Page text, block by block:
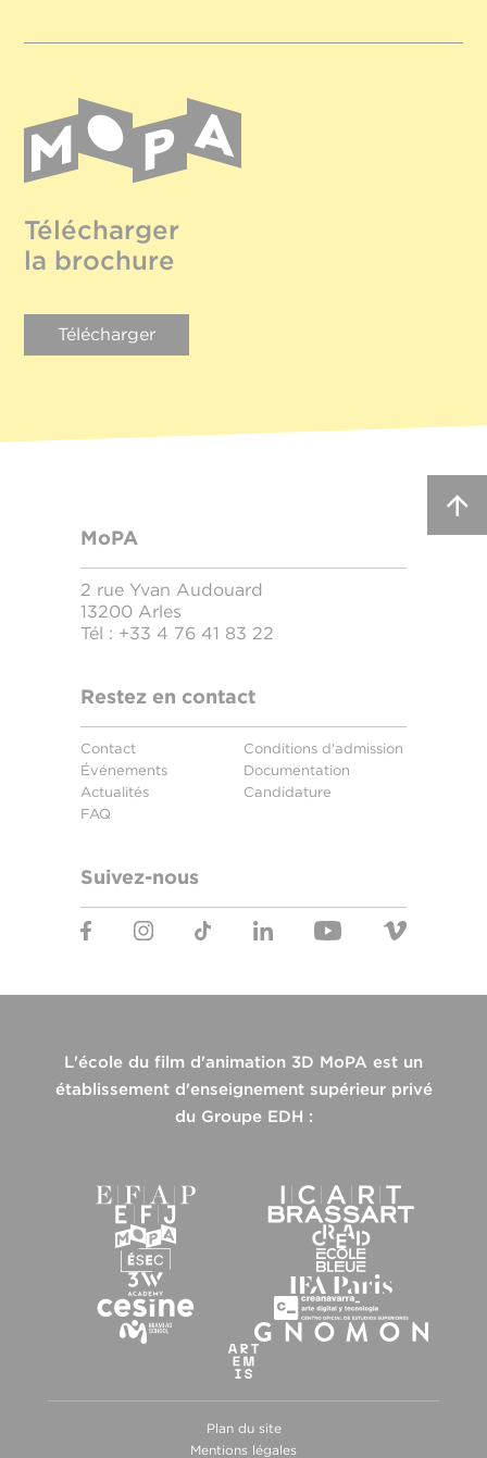
Télécharger
la brochure
Télécharger
MoPA
2 rue Yvan Audouard
13200 Arles
Tél : +33 4 76 41 83 22
Restez en contact
Contact
Événements
Actualités
FAQ
Conditions d'admission
Documentation
Candidature
Suivez-nous
L'école du film d'animation 3D MoPA est un
établissement d'enseignement supérieur privé
du Groupe EDH :
Plan du site
Mentions légales